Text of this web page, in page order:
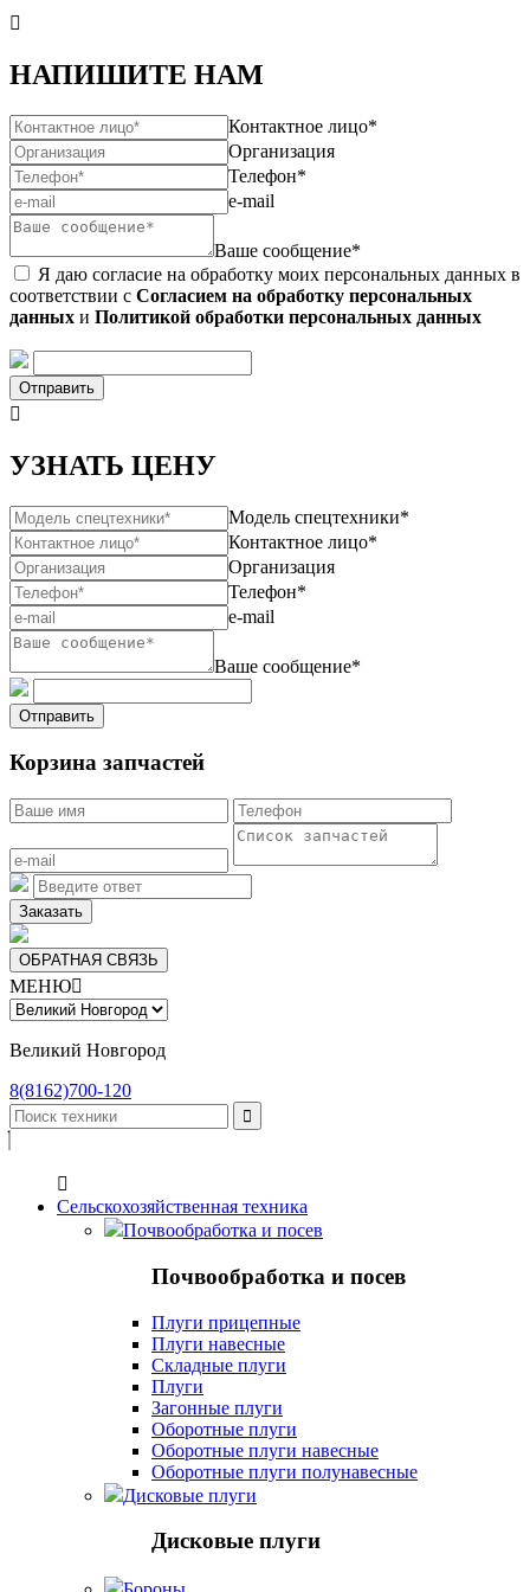

НАПИШИТЕ НАМ
Контактное лицо*
Организация
Телефон*
e-mail
Ваше сообщение*
Я даю согласие на обработку моих персональных данных в
соответствии с Согласием на обработку персональных
данных и Политикой обработки персональных данных
Отправить

УЗНАТЬ ЦЕНУ
Модель спецтехники*
Контактное лицо*
Организация
Телефон*
e-mail
Ваше сообщение*
Отправить
Корзина запчастей
Заказать
ОБРАТНАЯ СВЯЗЬ
МЕНЮ
Великий Новгород
8(8162)700-120


Сельскохозяйственная техника
Почвообработка и посев
Почвообработка и посев
Плуги прицепные
Плуги навесные
Складные плуги
Плуги
Загонные плуги
Оборотные плуги
Оборотные плуги навесные
Оборотные плуги полунавесные
Дисковые плуги
Дисковые плуги